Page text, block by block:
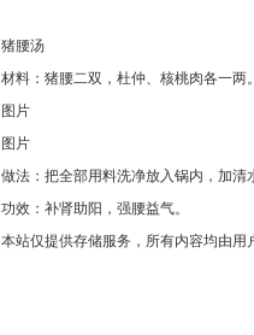
​猪腰汤
材料：猪腰二双，杜仲、核桃肉各一两。
图片
图片
做法：把全部用料洗净放入锅内，加清
功效：补肾助阳，强腰益气。
本站仅提供存储服务，所有内容均由用